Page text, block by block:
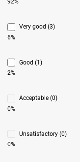
92%
Very good (3)
6%
Good (1)
2%
Acceptable (0)
0%
Unsatisfactory (0)
0%